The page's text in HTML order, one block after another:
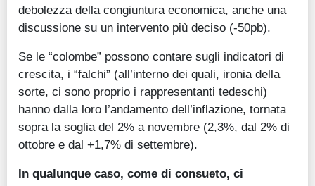
debolezza della congiuntura economica, anche una
discussione su un intervento più deciso (-50pb).
Se le “colombe” possono contare sugli indicatori di
crescita, i “falchi” (all’interno dei quali, ironia della
sorte, ci sono proprio i rappresentanti tedeschi)
hanno dalla loro l’andamento dell’inflazione, tornata
sopra la soglia del 2% a novembre (2,3%, dal 2% di
ottobre e dal +1,7% di settembre).
In qualunque caso, come di consueto, ci